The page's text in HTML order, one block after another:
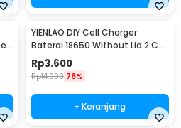
YIENLAO DIY Cell Charger
Baterai 18650 Without Lid 2 Cell
- BC-001/2
Rp3.600
Rp14.900 76%
+ Keranjang